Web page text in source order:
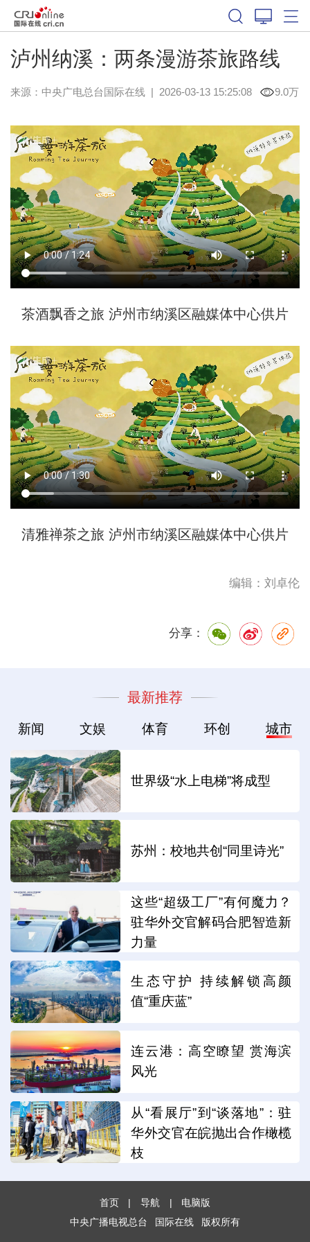
泸州纳溪：两条漫游茶旅路线
来源：中央广电总台国际在线| 2026-03-13 15:25:08 9.0万
茶酒飘香之旅 泸州市纳溪区融媒体中心供片
清雅禅茶之旅 泸州市纳溪区融媒体中心供片
编辑：刘卓伦
分享：
最新推荐
新闻 文娱 体育 环创 城市
世界级“水上电梯”将成型
苏州：校地共创“同里诗光”
这些“超级工厂”有何魔力？
驻华外交官解码合肥智造新
力量
生态守护 持续解锁高颜
值“重庆蓝”
连云港：高空瞭望 赏海滨
风光
从“看展厅”到“谈落地”：驻
华外交官在皖抛出合作橄榄
枝
首页 | 导航 |
电脑版
中央广播电视总台
国际在线 版权所有